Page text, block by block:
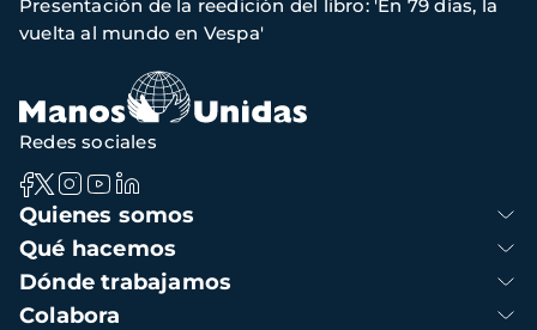
navegación
Presentación de la reedición del libro: 'En 79 días, la
vuelta al mundo en Vespa'
Navegación
principal
Quienes somos
Qué hacemos
Dónde trabajamos
Colabora
Redes sociales